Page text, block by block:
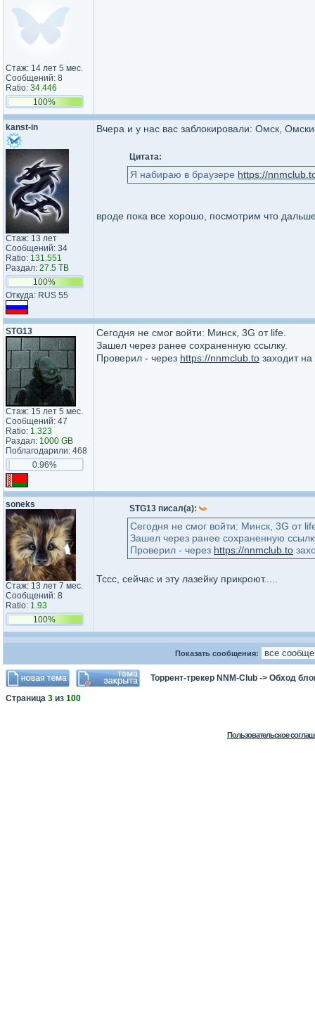
Стаж: 14 лет 5 мес.
Сообщений: 8
Ratio: 34.446
100%
kanst-in
Стаж: 13 лет
Сообщений: 34
Ratio: 131.551
Раздал: 27.5 TB
100%
Откуда: RUS 55
Вчера и у нас вас заблокировали: Омск,
Цитата:
Я набираю в браузере https://
вроде пока все хорошо, посмотрим что
STG13
Стаж: 15 лет 5 мес.
Сообщений: 47
Ratio: 1.323
Раздал: 1000 GB
Поблагодарили: 468
0.96%
Сегодня не смог войти: Минск, 3G от life.
Зашел через ранее сохраненную ссылку.
Проверил - через https://nnmclub.to заходит
soneks
Стаж: 13 лет 7 мес.
Сообщений: 8
Ratio: 1.93
100%
STG13 писал(а):
Сегодня не смог войти: Минск, 3G от
Зашел через ранее сохраненную
Проверил - через https://nnmclub.to
Тссс, сейчас и эту лазейку прикроют.....
Показать сообщения:
Торрент-трекер NNM-Club -> Обход
Страница 3 из 100
Пользовательское